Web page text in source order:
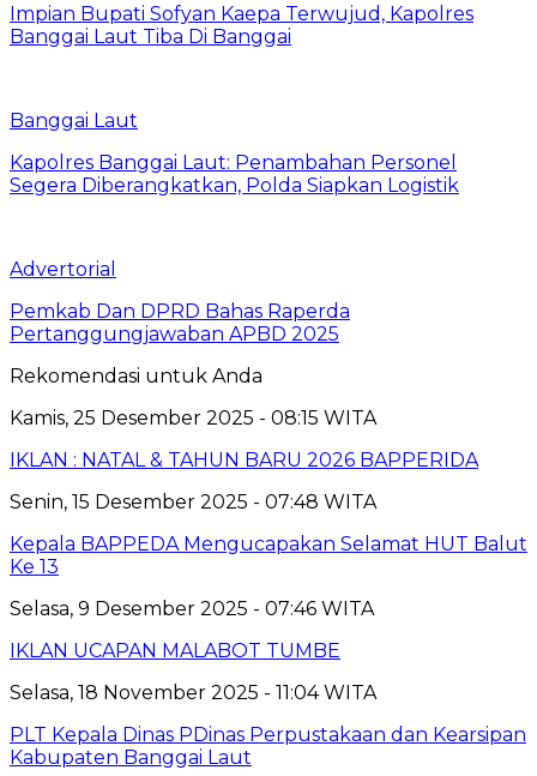
Impian Bupati Sofyan Kaepa Terwujud, Kapolres
Banggai Laut Tiba Di Banggai
Banggai Laut
Kapolres Banggai Laut: Penambahan Personel
Segera Diberangkatkan, Polda Siapkan Logistik
Advertorial
Pemkab Dan DPRD Bahas Raperda
Pertanggungjawaban APBD 2025
Rekomendasi untuk Anda
Kamis, 25 Desember 2025 - 08:15 WITA
IKLAN : NATAL & TAHUN BARU 2026 BAPPERIDA
Senin, 15 Desember 2025 - 07:48 WITA
Kepala BAPPEDA Mengucapakan Selamat HUT Balut
Ke 13
Selasa, 9 Desember 2025 - 07:46 WITA
IKLAN UCAPAN MALABOT TUMBE
Selasa, 18 November 2025 - 11:04 WITA
PLT Kepala Dinas PDinas Perpustakaan dan Kearsipan
Kabupaten Banggai Laut